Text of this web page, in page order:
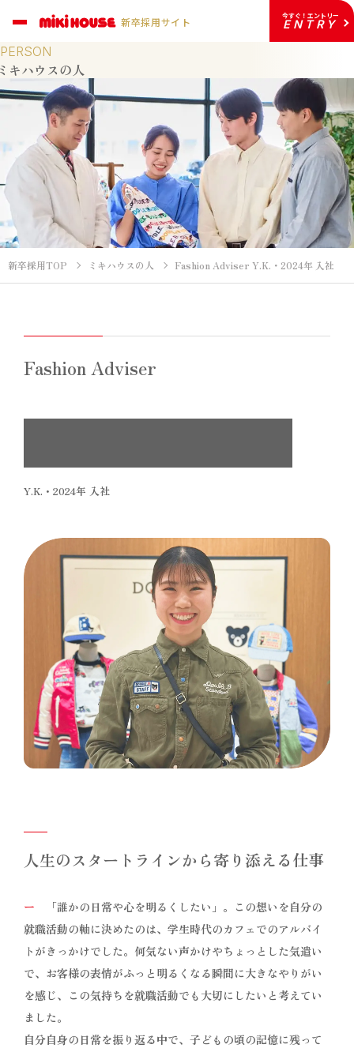
新卒採用サイト 今すぐ！エントリー
ENTRY
PERSON
キハウスの人
新卒採用TOP ミキハウスの人 Fashion Adviser Y.K.・2024年 入社
Fashion Adviser
Y.K.・2024年 入社
人生のスタートラインから寄り添える仕事
ー 「誰かの日常や心を明るくしたい」。この想いを自分の
就職活動の軸に決めたのは、学生時代のカフェでのアルバイ
トがきっかけでした。何気ない声かけやちょっとした気遣い
で、お客様の表情がふっと明るくなる瞬間に大きなやりがい
を感じ、この気持ちを就職活動でも大切にしたいと考えてい
ました。
自分自身の日常を振り返る中で、子どもの頃の記憶に残って